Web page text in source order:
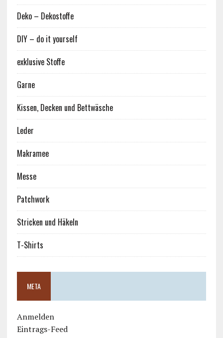
Deko – Dekostoffe
DIY – do it yourself
exklusive Stoffe
Garne
Kissen, Decken und Bettwäsche
Leder
Makramee
Messe
Patchwork
Stricken und Häkeln
T-Shirts
META
Anmelden
Eintrags-Feed